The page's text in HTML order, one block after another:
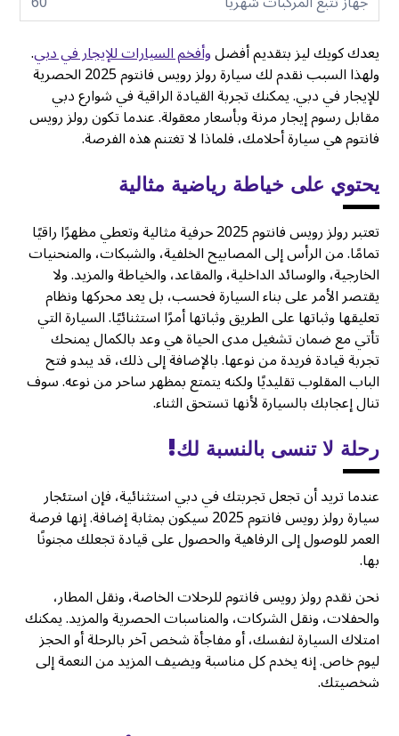
يعدك كويك ليز بتقديم أفضلوأفخم السيارات للإيجار في دبي.
ولهذا السبب نقدم لك سيارة رولز رويس فانتوم 2025 الحصرية
للإيجار في دبي. يمكنك تجربة القيادة الراقية في شوارع دبي
مقابل رسوم إيجار مرنة وبأسعار معقولة. عندما تكون رولز رويس
فانتوم هي سيارة أحلامك، فلماذا لا تغتنم هذه الفرصة.
يحتوي على خياطة رياضية مثالية
تعتبر رولز رويس فانتوم 2025 حرفية مثالية وتعطي مظهرًا راقيًا
تمامًا. من الرأس إلى المصابيح الخلفية، والشبكات، والمنحنيات
الخارجية، والوسائد الداخلية، والمقاعد، والخياطة والمزيد. ولا
يقتصر الأمر على بناء السيارة فحسب، بل يعد محركها ونظام
تعليقها وثباتها على الطريق وثباتها أمرًا استثنائيًا. السيارة التي
تأتي مع ضمان تشغيل مدى الحياة هي وعد بالكمال يمنحك
تجربة قيادة فريدة من نوعها. بالإضافة إلى ذلك، قد يبدو فتح
الباب المقلوب تقليديًا ولكنه يتمتع بمظهر ساحر من نوعه. سوف
تنال إعجابك بالسيارة لأنها تستحق الثناء.
رحلة لا تنسى بالنسبة لك!
عندما تريد أن تجعل تجربتك في دبي استثنائية، فإن استئجار
سيارة رولز رويس فانتوم 2025 سيكون بمثابة إضافة. إنها فرصة
العمر للوصول إلى الرفاهية والحصول على قيادة تجعلك مجنونًا
بها.
نحن نقدم رولز رويس فانتوم للرحلات الخاصة، ونقل المطار،
والحفلات، ونقل الشركات، والمناسبات الحصرية والمزيد. يمكنك
امتلاك السيارة لنفسك، أو مفاجأة شخص آخر بالرحلة أو الحجز
ليوم خاص. إنه يخدم كل مناسبة ويضيف المزيد من النعمة إلى
شخصيتك.